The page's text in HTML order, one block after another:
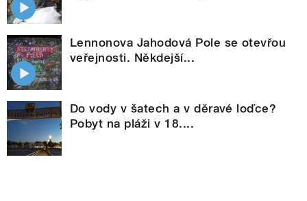
Lennonova Jahodová Pole se otevřou
veřejnosti. Někdejší...
Do vody v šatech a v děravé loďce?
Pobyt na pláži v 18....